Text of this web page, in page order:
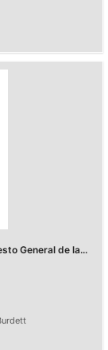
General de la...